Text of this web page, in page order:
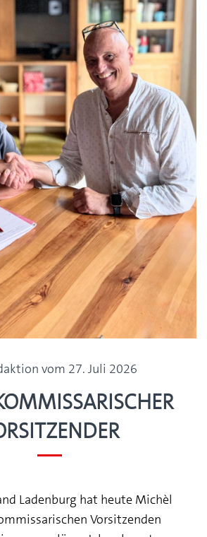
vom 27. Juli 2026
Ladenburg hat heute Michèl
Vorsitzenden